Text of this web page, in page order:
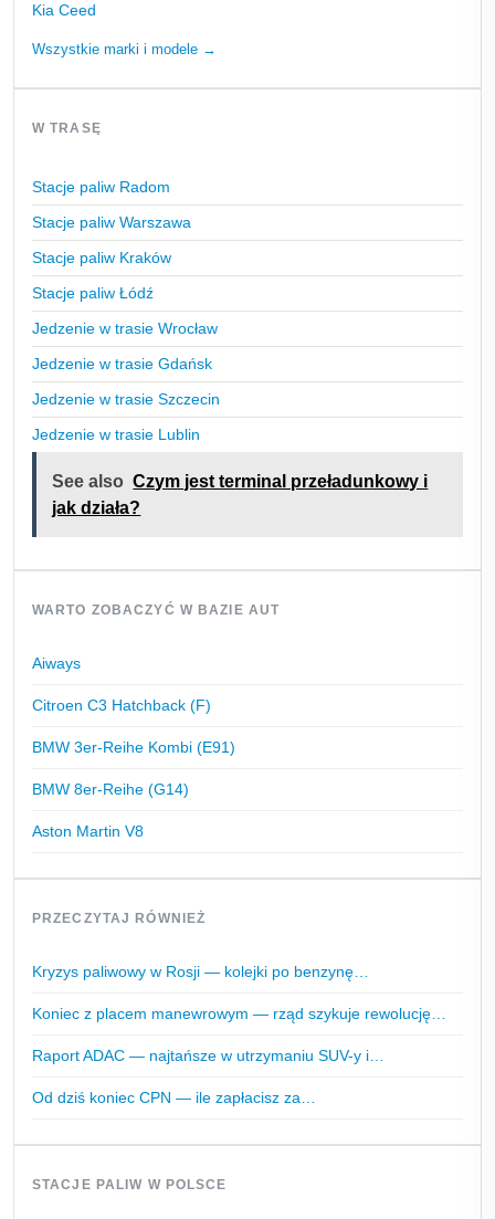
Kia Ceed
Wszystkie marki i modele →
W TRASĘ
Stacje paliw Radom
Stacje paliw Warszawa
Stacje paliw Kraków
Stacje paliw Łódź
Jedzenie w trasie Wrocław
Jedzenie w trasie Gdańsk
Jedzenie w trasie Szczecin
Jedzenie w trasie Lublin
See also Czym jest terminal przeładunkowy i
jak działa?
WARTO ZOBACZYĆ W BAZIE AUT
Aiways
Citroen C3 Hatchback (F)
BMW 3er-Reihe Kombi (E91)
BMW 8er-Reihe (G14)
Aston Martin V8
PRZECZYTAJ RÓWNIEŻ
Kryzys paliwowy w Rosji — kolejki po benzynę…
Koniec z placem manewrowym — rząd szykuje rewolucję…
Raport ADAC — najtańsze w utrzymaniu SUV-y i…
Od dziś koniec CPN — ile zapłacisz za…
STACJE PALIW W POLSCE